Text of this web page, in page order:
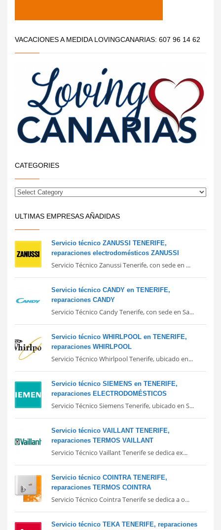
VACACIONES A MEDIDA LOVINGCANARIAS: 607 96 14 62
CATEGORIES
ULTIMAS EMPRESAS AÑADIDAS
Servicio técnico ZANUSSI TENERIFE,
reparaciones electrodomésticos ZANUSSI
Servicio Técnico Zanussi Tenerife, con sede en ...
Servicio técnico CANDY en TENERIFE,
reparaciones CANDY
Servicio Técnico Candy Tenerife, con sede en Sa...
Servicio técnico WHIRLPOOL en TENERIFE,
reparaciones WHIRLPOOL
Servicio Técnico Whirlpool Tenerife, ubicado en...
Servicio técnico SIEMENS en TENERIFE,
reparaciones ELECTRODOMÉSTICOS
Servicio Técnico Siemens Tenerife, ubicado en S...
Servicio técnico VAILLANT TENERIFE,
reparaciones TERMOS VAILLANT
Servicio Técnico Vaillant Tenerife se dedica ex...
Servicio técnico COINTRA TENERIFE,
reparaciones TERMOS COINTRA
Servicio Técnico Cointra Tenerife se dedica a o...
Servicio técnico TEKA TENERIFE, reparaciones